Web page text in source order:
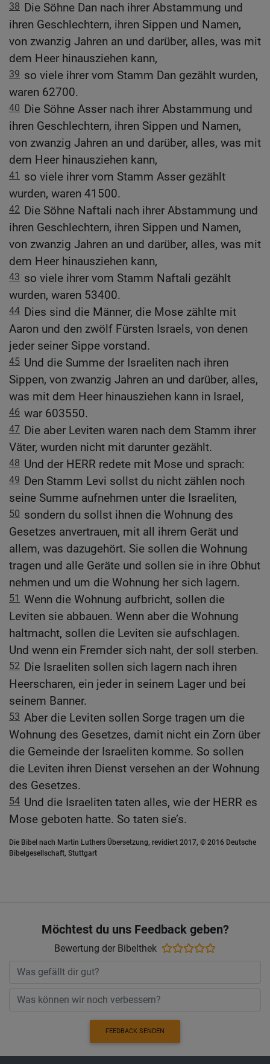
38 Die Söhne Dan nach ihrer Abstammung und
ihren Geschlechtern, ihren Sippen und Namen,
von zwanzig Jahren an und darüber, alles, was mit
dem Heer hinausziehen kann,
39 so viele ihrer vom Stamm Dan gezählt wurden,
waren 62700.
40 Die Söhne Asser nach ihrer Abstammung und
ihren Geschlechtern, ihren Sippen und Namen,
von zwanzig Jahren an und darüber, alles, was mit
dem Heer hinausziehen kann,
41
so viele ihrer vom Stamm Asser gezählt
wurden, waren 41500.
42 Die Söhne Naftali nach ihrer Abstammung und
ihren Geschlechtern, ihren Sippen und Namen,
von zwanzig Jahren an und darüber, alles, was mit
dem Heer hinausziehen kann,
43 so viele ihrer vom Stamm Naftali gezählt
wurden, waren 53400.
44 Dies sind die Männer, die Mose zählte mit
Aaron und den zwölf Fürsten Israels, von denen
jeder seiner Sippe vorstand.
45 Und die Summe der Israeliten nach ihren
Sippen, von zwanzig Jahren an und darüber, alles,
was mit dem Heer hinausziehen kann in Israel,
46 war 603550.
47 Die aber Leviten waren nach dem Stamm ihrer
Väter, wurden nicht mit darunter gezählt.
48 Und der HERR redete mit Mose und sprach:
49 Den Stamm Levi sollst du nicht zählen noch
seine Summe aufnehmen unter die Israeliten,
50 sondern du sollst ihnen die Wohnung des
Gesetzes anvertrauen, mit all ihrem Gerät und
allem, was dazugehört. Sie sollen die Wohnung
tragen und alle Geräte und sollen sie in ihre Obhut
nehmen und um die Wohnung her sich lagern.
51 Wenn die Wohnung aufbricht, sollen die
Leviten sie abbauen. Wenn aber die Wohnung
haltmacht, sollen die Leviten sie aufschlagen.
Und wenn ein Fremder sich naht, der soll sterben.
52 Die Israeliten sollen sich lagern nach ihren
Heerscharen, ein jeder in seinem Lager und bei
seinem Banner.
53 Aber die Leviten sollen Sorge tragen um die
Wohnung des Gesetzes, damit nicht ein Zorn über
die Gemeinde der Israeliten komme. So sollen
die Leviten ihren Dienst versehen an der Wohnung
des Gesetzes.
54 Und die Israeliten taten alles, wie der HERR es
Mose geboten hatte. So taten sie’s.
Die Bibel nach Martin Luthers Übersetzung, revidiert 2017, © 2016 Deutsche
Bibelgesellschaft, Stuttgart
Möchtest du uns Feedback geben?
Bewertung der Bibelthek
FEEDBACK SENDEN